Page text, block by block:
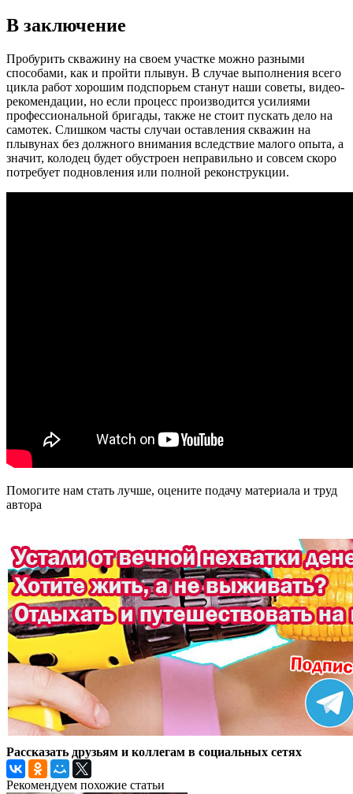
В заключение
Пробурить скважину на своем участке можно разными
способами, как и пройти плывун. В случае выполнения всего
цикла работ хорошим подспорьем станут наши советы, видео-
рекомендации, но если процесс производится усилиями
профессиональной бригады, также не стоит пускать дело на
самотек. Слишком часты случаи оставления скважин на
плывунах без должного внимания вследствие малого опыта, а
значит, колодец будет обустроен неправильно и совсем скоро
потребует подновления или полной реконструкции.
Помогите нам стать лучше, оцените подачу материала и труд
автора
Рассказать друзьям и коллегам в социальных сетях
Рекомендуем похожие статьи